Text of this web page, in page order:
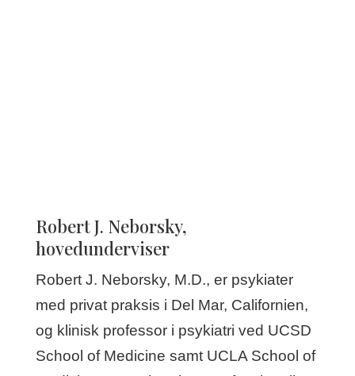
Robert J. Neborsky,
hovedunderviser
Robert J. Neborsky, M.D., er psykiater
med privat praksis i Del Mar, Californien,
og klinisk professor i psykiatri ved UCSD
School of Medicine samt UCLA School of